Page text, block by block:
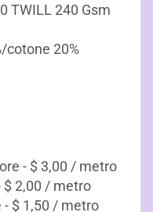
TWILL 240 Gsm
cotone 20%
- $ 3,00 / metro
$ 2,00 / metro
$ 1,50 / metro